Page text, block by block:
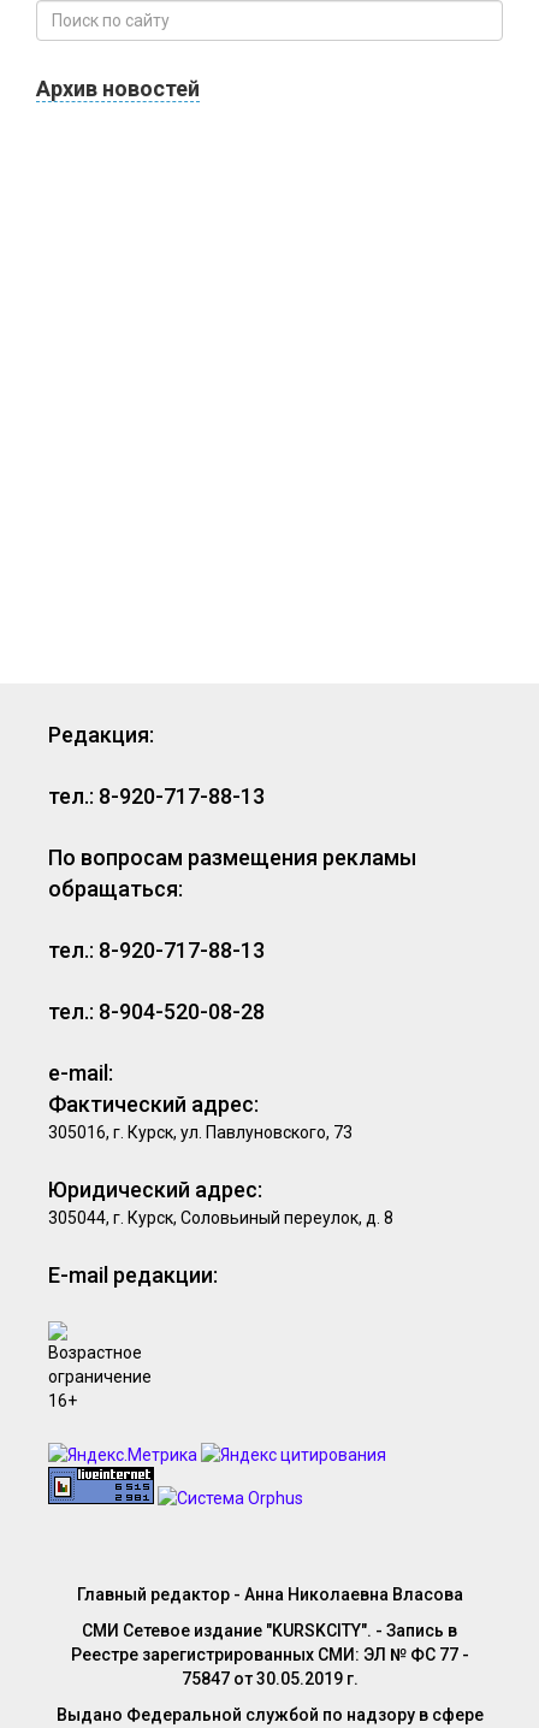
Архив новостей
Редакция:
тел.: 8-920-717-88-13
По вопросам размещения рекламы
обращаться:
тел.: 8-920-717-88-13
тел.: 8-904-520-08-28
e-mail:
Фактический адрес:
305016, г. Курск, ул. Павлуновского, 73
Юридический адрес:
305044, г. Курск, Соловьиный переулок, д. 8
E-mail редакции:
Главный редактор - Анна Николаевна Власова
СМИ Сетевое издание "KURSKCITY". - Запись в
Реестре зарегистрированных СМИ: ЭЛ № ФС 77 -
75847 от 30.05.2019 г.
Выдано Федеральной службой по надзору в сфере